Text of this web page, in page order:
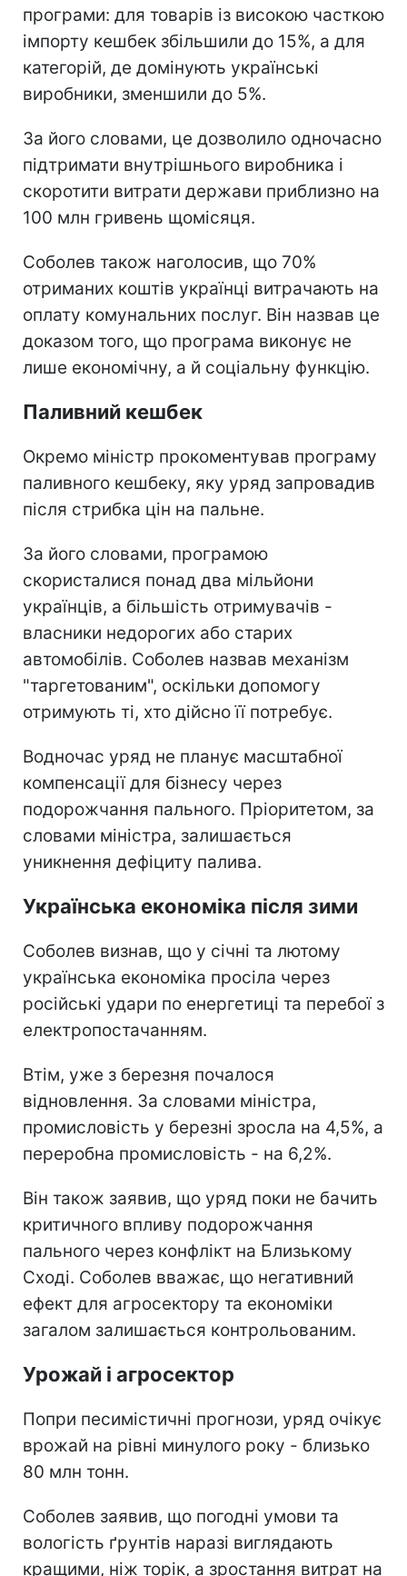
програми: для товарів із високою часткою
імпорту кешбек збільшили до 15%, а для
категорій, де домінують українські
виробники, зменшили до 5%.
За його словами, це дозволило одночасно
підтримати внутрішнього виробника і
скоротити витрати держави приблизно на
100 млн гривень щомісяця.
Соболев також наголосив, що 70%
отриманих коштів українці витрачають на
оплату комунальних послуг. Він назвав це
доказом того, що програма виконує не
лише економічну, а й соціальну функцію.
Паливний кешбек
Окремо міністр прокоментував програму
паливного кешбеку, яку уряд запровадив
після стрибка цін на пальне.
За його словами, програмою
скористалися понад два мільйони
українців, а більшість отримувачів -
власники недорогих або старих
автомобілів. Соболев назвав механізм
"таргетованим", оскільки допомогу
отримують ті, хто дійсно її потребує.
Водночас уряд не планує масштабної
компенсації для бізнесу через
подорожчання пального. Пріоритетом, за
словами міністра, залишається
уникнення дефіциту палива.
Українська економіка після зими
Соболев визнав, що у січні та лютому
українська економіка просіла через
російські удари по енергетиці та перебої з
електропостачанням.
Втім, уже з березня почалося
відновлення. За словами міністра,
промисловість у березні зросла на 4,5%, а
переробна промисловість - на 6,2%.
Він також заявив, що уряд поки не бачить
критичного впливу подорожчання
пального через конфлікт на Близькому
Сході. Соболев вважає, що негативний
ефект для агросектору та економіки
загалом залишається контрольованим.
Урожай і агросектор
Попри песимістичні прогнози, уряд очікує
врожай на рівні минулого року - близько
80 млн тонн.
Соболев заявив, що погодні умови та
вологість ґрунтів наразі виглядають
кращими, ніж торік, а зростання витрат на